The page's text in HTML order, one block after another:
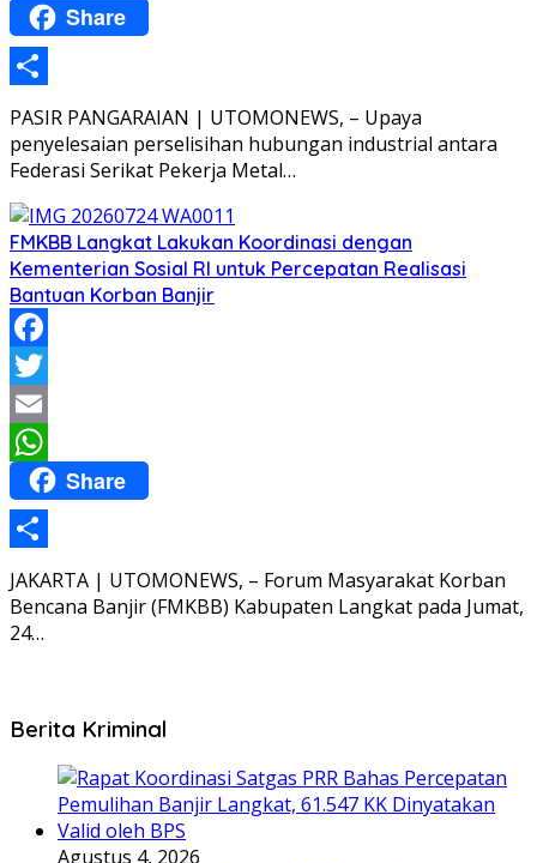
WhatsApp
Share
Share
PASIR PANGARAIAN | UTOMONEWS, – Upaya
penyelesaian perselisihan hubungan industrial antara
Federasi Serikat Pekerja Metal…
FMKBB Langkat Lakukan Koordinasi dengan
Kementerian Sosial RI untuk Percepatan Realisasi
Bantuan Korban Banjir
Facebook
Twitter
Email
WhatsApp
Share
Share
JAKARTA | UTOMONEWS, – Forum Masyarakat Korban
Bencana Banjir (FMKBB) Kabupaten Langkat pada Jumat,
24…
Berita Kriminal
Agustus 4, 2026